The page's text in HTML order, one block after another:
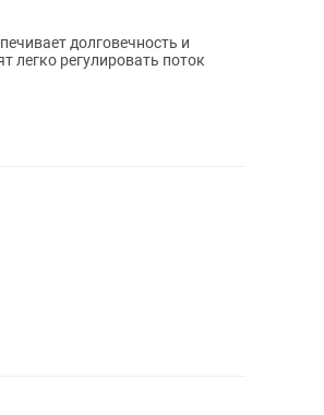
долговечность и
легко регулировать поток